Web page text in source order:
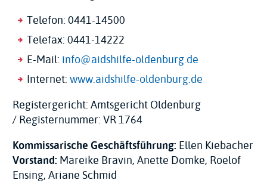
Telefon: 0441-14500
Telefax: 0441-14222
E-Mail: info@aidshilfe-oldenburg.de
Internet:www.aidshilfe-oldenburg.de
Registergericht: Amtsgericht Oldenburg
/ Registernummer: VR 1764
Kommissarische Geschäftsführung: Ellen Kiebacher
Vorstand: Mareike Bravin, Anette Domke, Roelof
Ensing, Ariane Schmid